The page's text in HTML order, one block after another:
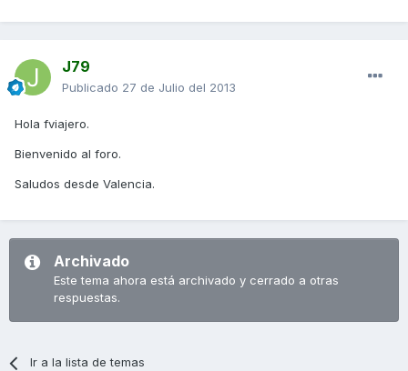
J79
Publicado 27 de Julio del 2013
Hola fviajero.
Bienvenido al foro.
Saludos desde Valencia.
Archivado
Este tema ahora está archivado y cerrado a otras
respuestas.
Ir a la lista de temas